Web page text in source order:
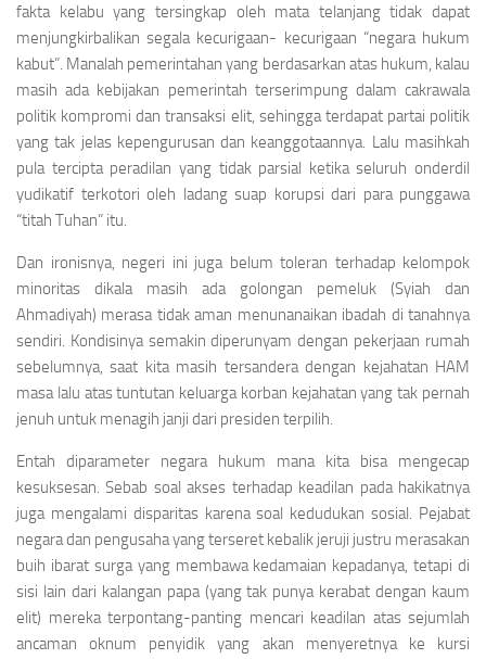
fakta kelabu yang tersingkap oleh mata telanjang tidak dapat
menjungkirbalikan segala kecurigaan- kecurigaan “negara hukum
kabut”. Manalah pemerintahan yang berdasarkan atas hukum, kalau
masih ada kebijakan pemerintah terserimpung dalam cakrawala
politik kompromi dan transaksi elit, sehingga terdapat partai politik
yang tak jelas kepengurusan dan keanggotaannya. Lalu masihkah
pula tercipta peradilan yang tidak parsial ketika seluruh onderdil
yudikatif terkotori oleh ladang suap korupsi dari para punggawa
“titah Tuhan” itu.
Dan ironisnya, negeri ini juga belum toleran terhadap kelompok
minoritas dikala masih ada golongan pemeluk (Syiah dan
Ahmadiyah) merasa tidak aman menunanaikan ibadah di tanahnya
sendiri. Kondisinya semakin diperunyam dengan pekerjaan rumah
sebelumnya, saat kita masih tersandera dengan kejahatan HAM
masa lalu atas tuntutan keluarga korban kejahatan yang tak pernah
jenuh untuk menagih janji dari presiden terpilih.
Entah diparameter negara hukum mana kita bisa mengecap
kesuksesan. Sebab soal akses terhadap keadilan pada hakikatnya
juga mengalami disparitas karena soal kedudukan sosial. Pejabat
negara dan pengusaha yang terseret kebalik jeruji justru merasakan
buih ibarat surga yang membawa kedamaian kepadanya, tetapi di
sisi lain dari kalangan papa (yang tak punya kerabat dengan kaum
elit) mereka terpontang-panting mencari keadilan atas sejumlah
ancaman oknum penyidik yang akan menyeretnya ke kursi